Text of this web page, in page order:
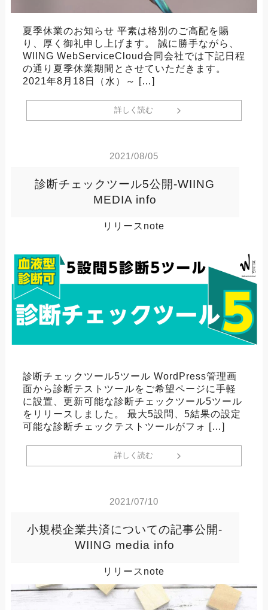
夏季休業のお知らせ 平素は格別のご高配を賜
り、厚く御礼申し上げます。 誠に勝手ながら、
WIING WebServiceCloud合同会社では下記日程
の通り夏季休業期間とさせていただきます。
2021年8月18日（水）～ […]
詳しく読む
2021/08/05
診断チェックツール5公開-WIING
MEDIA info
リリースnote
診断チェックツール5ツール WordPress管理画
面から診断テストツールをご希望ページに手軽
に設置、更新可能な診断チェックツール5ツール
をリリースしました。 最大5設問、5結果の設定
可能な診断チェックテストツールがフォ […]
詳しく読む
2021/07/10
小規模企業共済についての記事公開-
WIING media info
リリースnote